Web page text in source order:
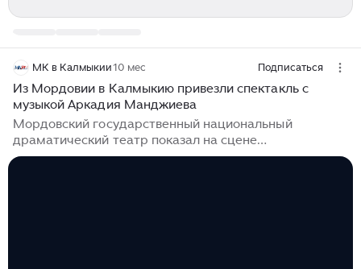
МК в Калмыкии10 мес Подписаться
Из Мордовии в Калмыкию привезли спектакль с
музыкой Аркадия Манджиева
Мордовский государственный национальный
драматический театр показал на сцене
Калмдрамтеатра им. Б. Басангова спектакль «Эрьзя.